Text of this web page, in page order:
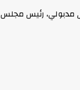
مدبولي، رئيس مجلس